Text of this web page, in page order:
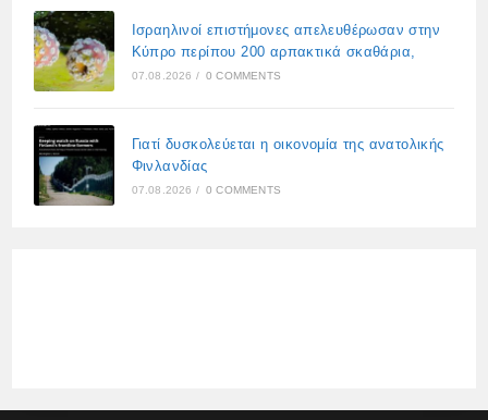
Ισραηλινοί επιστήμονες απελευθέρωσαν στην
Κύπρο περίπου 200 αρπακτικά σκαθάρια,
07.08.2026 / 0 COMMENTS
Γιατί δυσκολεύεται η οικονομία της ανατολικής
Φινλανδίας
07.08.2026 / 0 COMMENTS